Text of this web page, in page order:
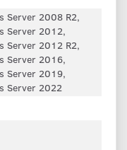
Server 2008 R2,
Server 2012,
Server 2012 R2,
Server 2016,
Server 2019,
Server 2022